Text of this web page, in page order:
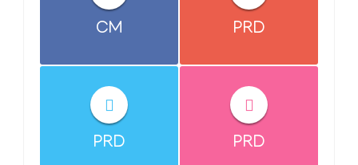
CM PRD
PRD PRD